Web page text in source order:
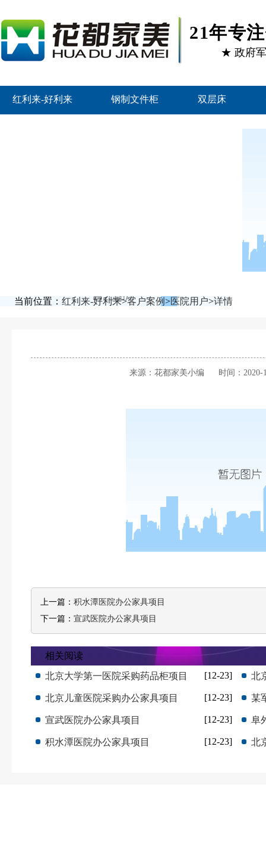
21年专
★ 政府
红利来-好利来 钢制文件柜 双层床
当前位置： 红利来-好利来>客户案例>医院用户>详情
来源：花都家美小编 时间：2020-
上一篇： 积水潭医院办公家具项目
下一篇： 宣武医院办公家具项目
相关阅读
北京大学第一医院采购药品柜项目
[12-23] 北
北京儿童医院采购办公家具项目 [12-23] 某
宣武医院办公家具项目 [12-23] 阜
积水潭医院办公家具项目 [12-23] 北